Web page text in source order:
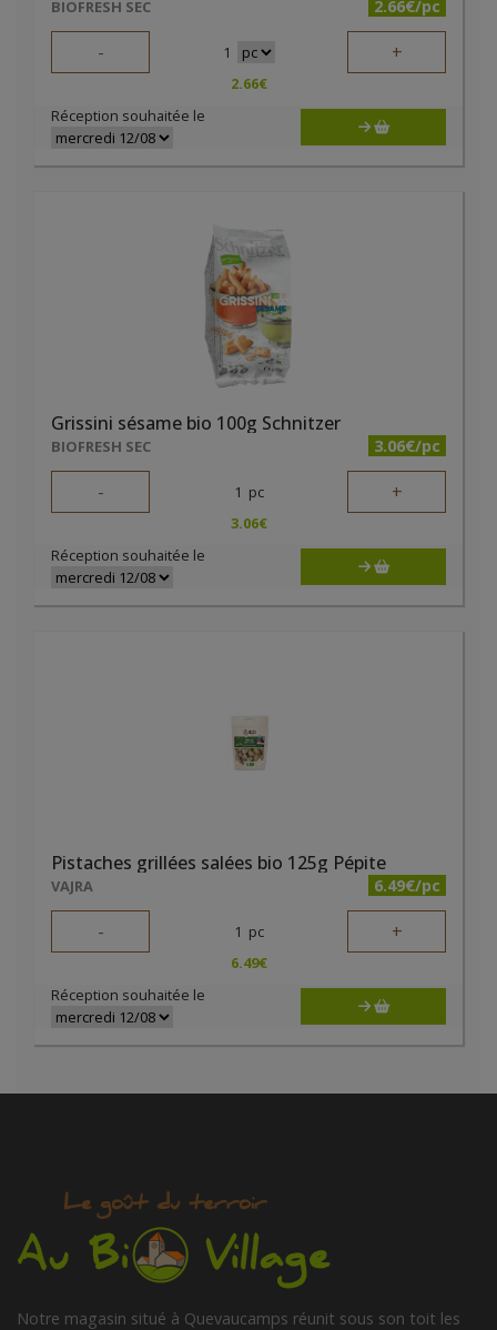
BIOFRESH SEC 2.66€/pc
- 1 +
2.66€
Réception souhaitée le
Grissini sésame bio 100g Schnitzer
BIOFRESH SEC 3.06€/pc
- 1 pc +
3.06€
Réception souhaitée le
Pistaches grillées salées bio 125g Pépite
VAJRA 6.49€/pc
- 1 pc +
6.49€
Réception souhaitée le
Notre magasin situé à Quevaucamps réunit sous son toit les